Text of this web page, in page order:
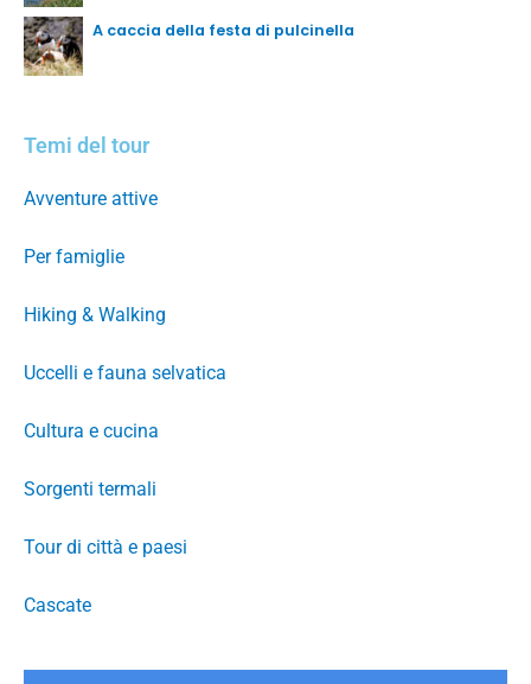
A caccia della festa di pulcinella
Temi del tour
Avventure attive
Per famiglie
Hiking & Walking
Uccelli e fauna selvatica
Cultura e cucina
Sorgenti termali
Tour di città e paesi
Cascate